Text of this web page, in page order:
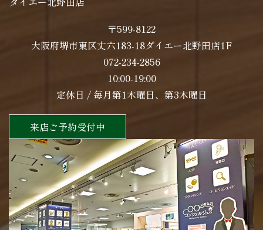
〒599-8122
大阪府堺市東区丈六183-18ダイエー北野田店1F
072-234-2856
10:00-19:00
定休日 / 毎月第1木曜日、第3木曜日
来店ご予約受付中